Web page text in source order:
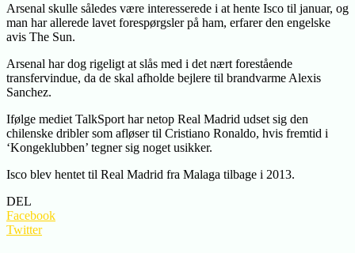
Arsenal skulle således være interesserede i at hente Isco til januar, og
man har allerede lavet forespørgsler på ham, erfarer den engelske
avis The Sun.
Arsenal har dog rigeligt at slås med i det nært forestående
transfervindue, da de skal afholde bejlere til brandvarme Alexis
Sanchez.
Ifølge mediet TalkSport har netop Real Madrid udset sig den
chilenske dribler som afløser til Cristiano Ronaldo, hvis fremtid i
‘Kongeklubben’ tegner sig noget usikker.
Isco blev hentet til Real Madrid fra Malaga tilbage i 2013.
DEL
Facebook
Twitter